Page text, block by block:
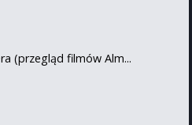
(przegląd filmów Alm...